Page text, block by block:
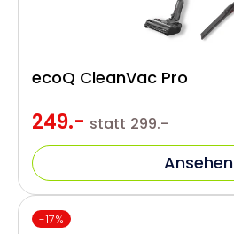
249.- statt 299.-
ecoQ CleanVac Pro
Ansehen
-17%